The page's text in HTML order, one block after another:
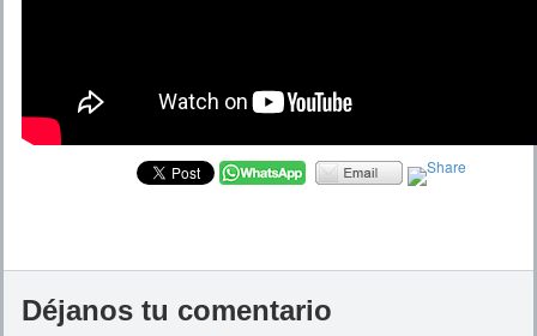
Déjanos tu comentario